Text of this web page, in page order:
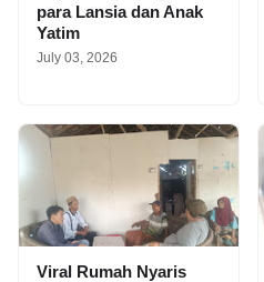
para Lansia dan Anak
Yatim
July 03, 2026
Viral Rumah Nyaris